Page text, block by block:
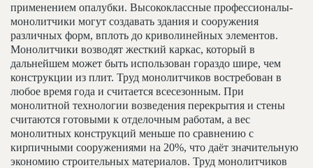
применением опалубки. Высококлассные профессионалы-
монолитчики могут создавать здания и сооружения
различных форм, вплоть до криволинейных элементов.
Монолитчики возводят жесткий каркас, который в
дальнейшем может быть использован гораздо шире, чем
конструкции из плит. Труд монолитчиков востребован в
любое время года и считается всесезонным. При
монолитной технологии возведения перекрытия и стены
считаются готовыми к отделочным работам, а вес
монолитных конструкций меньше по сравнению с
кирпичными сооружениями на 20%, что даёт значительную
экономию строительных материалов. Труд монолитчиков